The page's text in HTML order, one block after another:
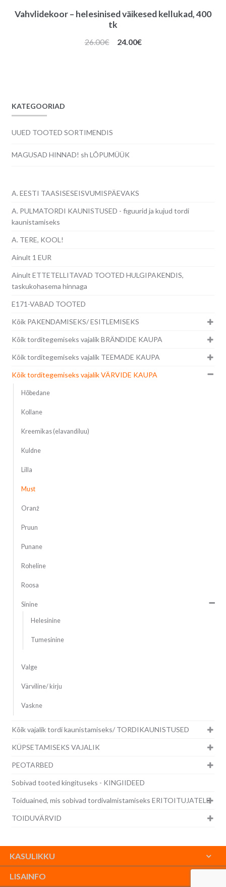
Vahvlidekoor – helesinised väikesed kellukad, 400
tk
26.00€
Algne
24.00€Praegune
KATEGOORIAD
UUED TOOTED SORTIMENDIS
MAGUSAD HINNAD! sh LÕPUMÜÜK
A. EESTI TAASISESEISVUMISPÄEVAKS
A. PULMATORDI KAUNISTUSED - figuurid ja kujud tordi
kaunistamiseks
A. TERE, KOOL!
Ainult 1 EUR
Ainult ETTETELLITAVAD TOOTED HULGIPAKENDIS,
taskukohasema hinnaga
E171-VABAD TOOTED
Kõik PAKENDAMISEKS/ ESITLEMISEKS
Kõik torditegemiseks vajalik BRÄNDIDE KAUPA
Kõik torditegemiseks vajalik TEEMADE KAUPA
Kõik torditegemiseks vajalik VÄRVIDE KAUPA
Hõbedane
Kollane
Kreemikas (elavandiluu)
Kuldne
Lilla
Must
Oranž
Pruun
Punane
Roheline
Roosa
Sinine
Helesinine
Tumesinine
Valge
Värviline/ kirju
Vaskne
Kõik vajalik tordi kaunistamiseks/ TORDIKAUNISTUSED
KÜPSETAMISEKS VAJALIK
PEOTARBED
Sobivad tooted kingituseks - KINGIIDEED
Toiduained, mis sobivad tordivalmistamiseks ERITOITUJATELE
TOIDUVÄRVID
KASULIKKU
LISAINFO